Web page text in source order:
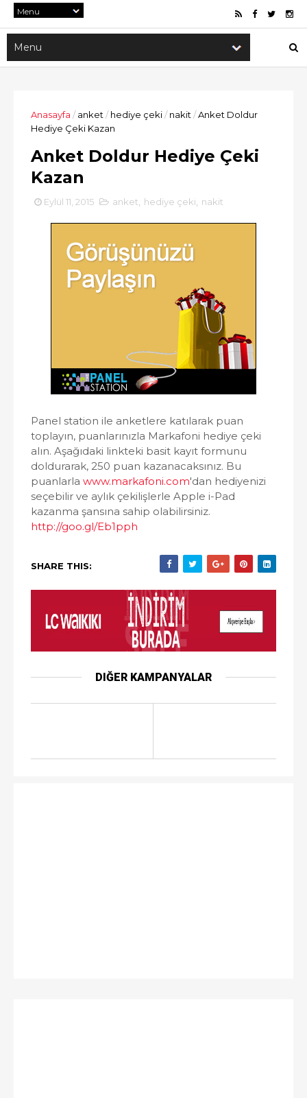
Anasayfa / anket / hediye çeki/ nakit /Anket Doldur
Hediye Çeki Kazan
Anket Doldur Hediye Çeki
Kazan
Eylül 11, 2015 anket hediye çeki nakit
Panel station ile anketlere katılarak puan
toplayın, puanlarınızla Markafoni hediye çeki
alın. Aşağıdaki linkteki basit kayıt formunu
doldurarak, 250 puan kazanacaksınız. Bu
puanlarla www.markafoni.com'dan hediyenizi
seçebilir ve aylık çekilişlerle Apple i-Pad
kazanma şansına sahip olabilirsiniz.
http://goo.gl/Eb1pph
SHARE THIS:
DIĞER KAMPANYALAR